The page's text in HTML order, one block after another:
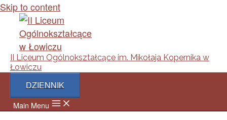
Skip to content
II Liceum Ogólnokształcące im. Mikołaja Kopernika w
Łowiczu
DZIENNIK
Main Menu